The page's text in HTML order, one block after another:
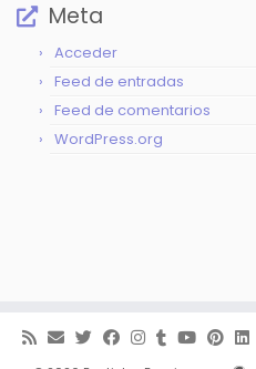
Meta
Acceder
Feed de entradas
Feed de comentarios
WordPress.org